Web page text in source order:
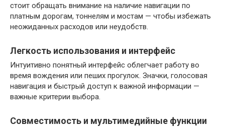
стоит обращать внимание на наличие навигации по
платным дорогам, тоннелям и мостам — чтобы избежать
неожиданных расходов или неудобств.
Легкость использования и интерфейс
Интуитивно понятный интерфейс облегчает работу во
время вождения или пеших прогулок. Значки, голосовая
навигация и быстрый доступ к важной информации —
важные критерии выбора.
Совместимость и мультимедийные функции